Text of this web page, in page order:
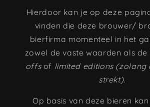
Hierdoor kan je op deze
vinden die deze brouwer/
bierfirma momenteel in het
zowel de vaste waarden als de
offsof limited editions
strekt).
Op basis van deze bieren